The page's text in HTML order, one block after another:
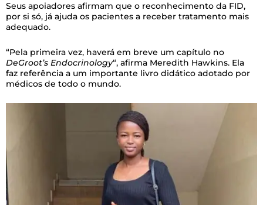
Seus apoiadores afirmam que o reconhecimento da FID,
por si só, já ajuda os pacientes a receber tratamento mais
adequado.
“Pela primeira vez, haverá em breve um capítulo no
DeGroot’s Endocrinology“, afirma Meredith Hawkins. Ela
faz referência a um importante livro didático adotado por
médicos de todo o mundo.